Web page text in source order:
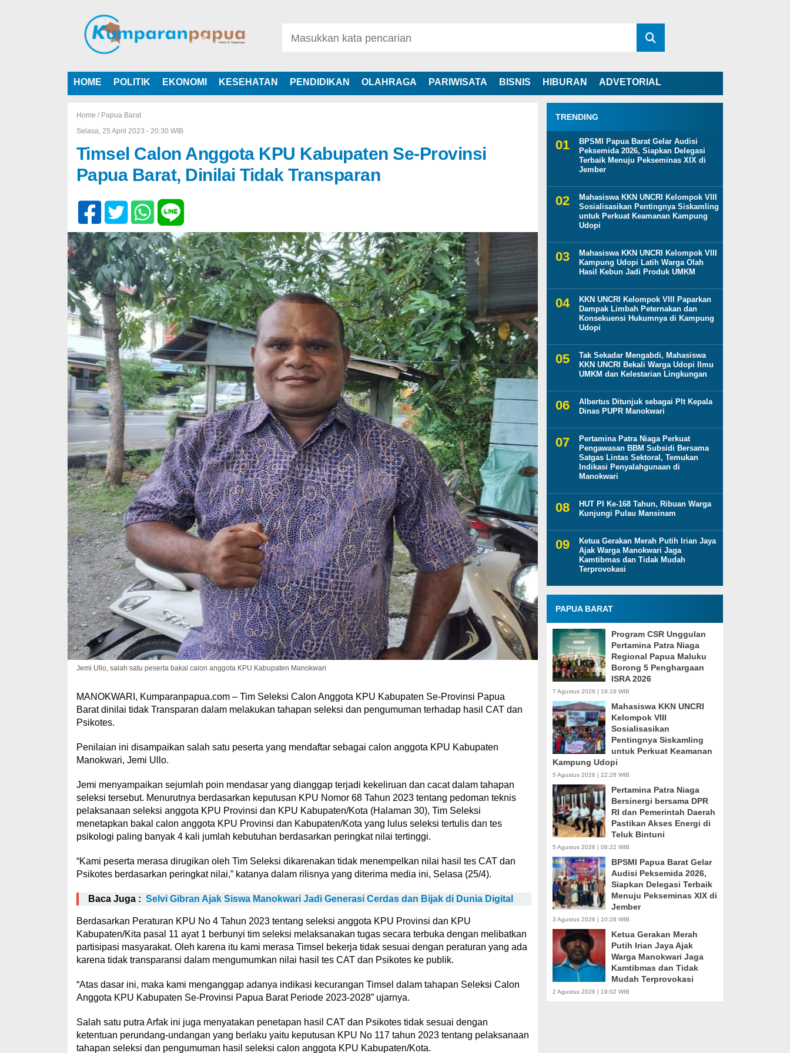
HOME POLITIK EKONOMI KESEHATAN PENDIDIKAN OLAHRAGA PARIWISATA BISNIS HIBURAN ADVETORIAL
Home / Papua Barat
Selasa, 25 April 2023 - 20:30 WIB
Timsel Calon Anggota KPU Kabupaten Se-Provinsi
Papua Barat, Dinilai Tidak Transparan
Jemi Ullo, salah satu peserta bakal calon anggota KPU Kabupaten Manokwari
MANOKWARI, Kumparanpapua.com – Tim Seleksi Calon Anggota KPU Kabupaten Se-Provinsi Papua
Barat dinilai tidak Transparan dalam melakukan tahapan seleksi dan pengumuman terhadap hasil CAT dan
Psikotes.
Penilaian ini disampaikan salah satu peserta yang mendaftar sebagai calon anggota KPU Kabupaten
Manokwari, Jemi Ullo.
Jemi menyampaikan sejumlah poin mendasar yang dianggap terjadi kekeliruan dan cacat dalam tahapan
seleksi tersebut. Menurutnya berdasarkan keputusan KPU Nomor 68 Tahun 2023 tentang pedoman teknis
pelaksanaan seleksi anggota KPU Provinsi dan KPU Kabupaten/Kota (Halaman 30), Tim Seleksi
menetapkan bakal calon anggota KPU Provinsi dan Kabupaten/Kota yang lulus seleksi tertulis dan tes
psikologi paling banyak 4 kali jumlah kebutuhan berdasarkan peringkat nilai tertinggi.
“Kami peserta merasa dirugikan oleh Tim Seleksi dikarenakan tidak menempelkan nilai hasil tes CAT dan
Psikotes berdasarkan peringkat nilai,” katanya dalam rilisnya yang diterima media ini, Selasa (25/4).
Baca Juga : Selvi Gibran Ajak Siswa Manokwari Jadi Generasi Cerdas dan Bijak di Dunia Digital
Berdasarkan Peraturan KPU No 4 Tahun 2023 tentang seleksi anggota KPU Provinsi dan KPU
Kabupaten/Kita pasal 11 ayat 1 berbunyi tim seleksi melaksanakan tugas secara terbuka dengan melibatkan
partisipasi masyarakat. Oleh karena itu kami merasa Timsel bekerja tidak sesuai dengan peraturan yang ada
karena tidak transparansi dalam mengumumkan nilai hasil tes CAT dan Psikotes ke publik.
“Atas dasar ini, maka kami menganggap adanya indikasi kecurangan Timsel dalam tahapan Seleksi Calon
Anggota KPU Kabupaten Se-Provinsi Papua Barat Periode 2023-2028” ujarnya.
Salah satu putra Arfak ini juga menyatakan penetapan hasil CAT dan Psikotes tidak sesuai dengan
ketentuan perundang-undangan yang berlaku yaitu keputusan KPU No 117 tahun 2023 tentang pelaksanaan
tahapan seleksi dan pengumuman hasil seleksi calon anggota KPU Kabupaten/Kota.
TRENDING
BPSMI Papua Barat Gelar Audisi
Peksemida 2026, Siapkan Delegasi
Terbaik Menuju Pekseminas XIX di
Jember
Mahasiswa KKN UNCRI Kelompok VIII
Sosialisasikan Pentingnya Siskamling
untuk Perkuat Keamanan Kampung
Udopi
Mahasiswa KKN UNCRI Kelompok VIII
Kampung Udopi Latih Warga Olah
Hasil Kebun Jadi Produk UMKM
KKN UNCRI Kelompok VIII Paparkan
Dampak Limbah Peternakan dan
Konsekuensi Hukumnya di Kampung
Udopi
Tak Sekadar Mengabdi, Mahasiswa
KKN UNCRI Bekali Warga Udopi Ilmu
UMKM dan Kelestarian Lingkungan
Albertus Ditunjuk sebagai Plt Kepala
Dinas PUPR Manokwari
Pertamina Patra Niaga Perkuat
Pengawasan BBM Subsidi Bersama
Satgas Lintas Sektoral, Temukan
Indikasi Penyalahgunaan di
Manokwari
HUT PI Ke-168 Tahun, Ribuan Warga
Kunjungi Pulau Mansinam
Ketua Gerakan Merah Putih Irian Jaya
Ajak Warga Manokwari Jaga
Kamtibmas dan Tidak Mudah
Terprovokasi
PAPUA BARAT
Program CSR Unggulan
Pertamina Patra Niaga
Regional Papua Maluku
Borong 5 Penghargaan
ISRA 2026
7 Agustus 2026 | 19:16 WIB
Mahasiswa KKN UNCRI
Kelompok VIII
Sosialisasikan
Pentingnya Siskamling
untuk Perkuat Keamanan
Kampung Udopi
5 Agustus 2026 | 22:28 WIB
Pertamina Patra Niaga
Bersinergi bersama DPR
RI dan Pemerintah Daerah
Pastikan Akses Energi di
Teluk Bintuni
5 Agustus 2026 | 08:22 WIB
BPSMI Papua Barat Gelar
Audisi Peksemida 2026,
Siapkan Delegasi Terbaik
Menuju Pekseminas XIX di
Jember
3 Agustus 2026 | 10:28 WIB
Ketua Gerakan Merah
Putih Irian Jaya Ajak
Warga Manokwari Jaga
Kamtibmas dan Tidak
Mudah Terprovokasi
2 Agustus 2026 | 19:02 WIB